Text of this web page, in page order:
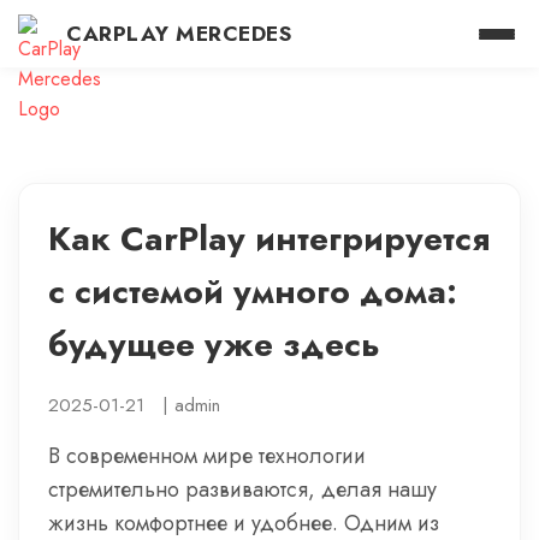
CARPLAY MERCEDES
Как CarPlay интегрируется
с системой умного дома:
будущее уже здесь
2025-01-21 | admin
В современном мире технологии
стремительно развиваются, делая нашу
жизнь комфортнее и удобнее. Одним из